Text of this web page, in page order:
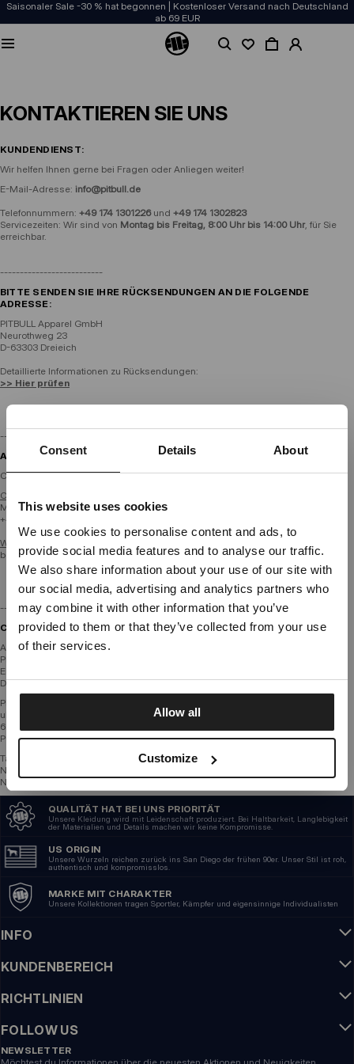
Consent Details About
This website uses cookies
We use cookies to personalise content and ads, to
provide social media features and to analyse our traffic.
We also share information about your use of our site with
our social media, advertising and analytics partners who
may combine it with other information that you’ve
provided to them or that they’ve collected from your use
of their services.
Allow all
Customize
Saisonaler Sale -30 % hat begonnen | Kostenloser Versand nach Deutschland
ab 69 EUR
KONTAKTIEREN SIE UNS
KUNDENDIENST:
Wir helfen Ihnen gerne bei Fragen oder Anliegen weiter!
E-Mail-Adresse: info@pitbull.de
Telefonnummern: +49 174 1301226und +49 174 1302823
Servicezeiten: Wir sind von Montag bis Freitag, 8:00 Uhr bis 14:00 Uhr, für Sie
erreichbar.
--------------------------
BITTE SENDEN SIE IHRE RÜCKSENDUNGEN AN DIE FOLGENDE
ADRESSE:
PITBULL Apparel GmbH
Neurothweg 23
D-63303 Dreieich
Detaillierte Informationen zu Rücksendungen:
>> Hier prüfen
--------------------------
ANDERE MÖGLICHKEITEN /
Customer Service:
Call us.
Monday-Friday 8:00 - 18:00 CET
+48 22 103 38 39
Write to us anytime
bok@pitbull.pl
--------------------------
COMPANY DETAILS:
Allgemeine Informationen
PITBULL Apparel GmbH
Emil-von-Behring-Straße 6
D-63128 Dietzenbach
Pitbull Sp. z o.o.
ul Ogrodowa 100,
62-003 Biedrusko
POLAND
Tax Identification Number: 7661965063
National Business Registry Number: 301086900
National Court Register: 0000331946
QUALITÄT HAT BEI UNS PRIORITÄT
Unsere Kleidung wird mit Leidenschaft produziert. Bei Haltbarkeit, Langlebigkeit
der Materialien und Details machen wir keine Kompromisse.
US ORIGIN
Unsere Wurzeln reichen zurück ins San Diego der frühen 90er. Unser Stil ist roh,
authentisch und kompromisslos.
MARKE MIT CHARAKTER
Unsere Kollektionen tragen Sportler, Kämpfer und eigensinnige Individualisten
INFO
KUNDENBEREICH
RICHTLINIEN
FOLLOW US
NEWSLETTER
LOCAL STORE AVAILABLE
Looks like you are inUnited States .
Do you want to switch to your local store?
SWITCH TOUNITED STATESSTORE